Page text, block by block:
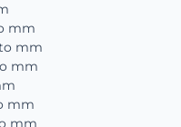
mm
to mm
mm
mm
mm